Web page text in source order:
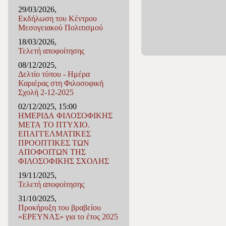
29/03/2026,
Eκδήλωση του Κέντρου
Μεσογειακού Πολιτισμού
18/03/2026,
Τελετή αποφοίτησης
08/12/2025,
Δελτίο τύπου - Ημέρα
Καριέρας στη Φιλοσοφική
Σχολή 2-12-2025
02/12/2025, 15:00
ΗΜΕΡΙΔΑ ΦΙΛΟΣΟΦΙΚΗΣ
ΜΕΤΑ ΤΟ ΠΤΥΧΙΟ.
ΕΠΑΓΓΕΛΜΑΤΙΚΕΣ
ΠΡΟΟΠΤΙΚΕΣ ΤΩΝ
ΑΠΟΦΟΙΤΩΝ ΤΗΣ
ΦΙΛΟΣΟΦΙΚΗΣ ΣΧΟΛΗΣ
19/11/2025,
Τελετή αποφοίτησης
31/10/2025,
Προκήρυξη του βραβείου
«ΕΡΕΥΝΑΣ» για το έτος 2025